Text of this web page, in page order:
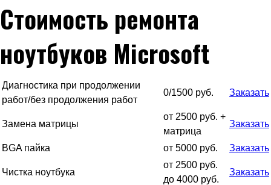
Стоимость ремонта
ноутбуков Microsoft
Диагностика при продолжении
работ/без продолжения работ
0/1500 руб. Заказать
Замена матрицы
от 2500 руб. +
матрица
Заказать
BGA пайка от 5000 руб. Заказать
Чистка ноутбука
от 2500 руб.
до 4000 руб.
Заказать